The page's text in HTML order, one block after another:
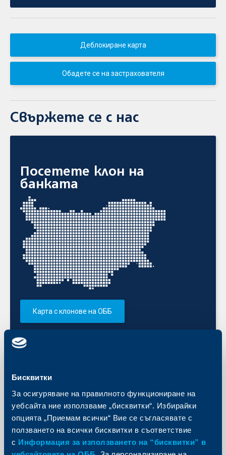
Бисквитки
За осигуряване на правилното функциониране на
уебсайта ние използваме „бисквитки“. Избирайки
опцията „Приемам всички“ Вие се съгласявате с
ползването на всички бисквитки в съответствие
с Информация за използването на “бисквитки” в
Деблокиране карта
Обадете се на застрахователя
Свържете се с нас
Посетете клон на
банката
Карта с клонове на ОББ
Изпратете запитване
Запазете час за среща
Запазете час за среща в удобно за вас време и клон.